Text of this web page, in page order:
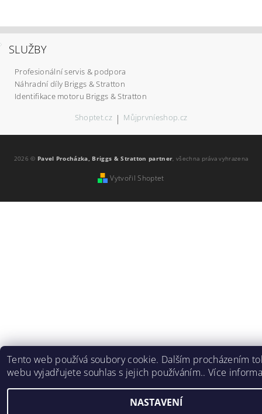
SLUŽBY
Profesionální servis & podpora
Náhradní díly Briggs & Stratton
Identifikace motoru Briggs & Stratton
Shoptet.cz | Můjprvníeshop.cz
2026 © Pavel Procházka, Briggs & Stratton partner, všechna práva vyhrazena
Vytvořil Shoptet
Tento web používá soubory cookie. Dalším procházením
webu vyjadřujete souhlas s jejich používáním.. Více
NASTAVENÍ